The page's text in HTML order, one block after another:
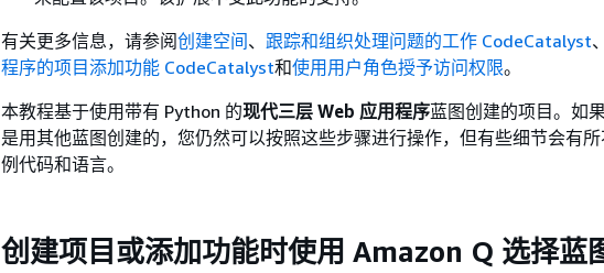
有关更多信息，请参阅创建空间、 跟踪和组织处理问题的工作 CodeCatalyst、
程序的项目添加功能 CodeCatalyst和使用用户角色授予访问权限。
本教程基于使用带有 Python 的现代三层 Web 应用程序蓝图创建的项目。如
是用其他蓝图创建的，您仍然可以按照这些步骤进行操作，但有些细节会有
例代码和语言。
创建项目或添加功能时使用 Amazon Q 选择蓝